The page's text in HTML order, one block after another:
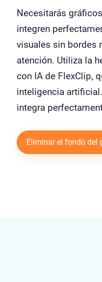
Necesitarás
integren
visuales sin bordes
atención. Utiliza la
con IA de FlexClip,
inteligencia
integra
Eliminar el fondo del